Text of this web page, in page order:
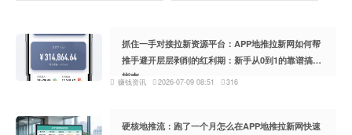
抓住一手对接拉新资源平台：APP地推拉新网如何帮
推手避开层层剥削的红利期：新手从0到1的靠谱搞钱
指南
赚钱资讯 2026-07-09 08:51 316
硬核地推流：跑了一个月怎么在APP地推拉新网快速